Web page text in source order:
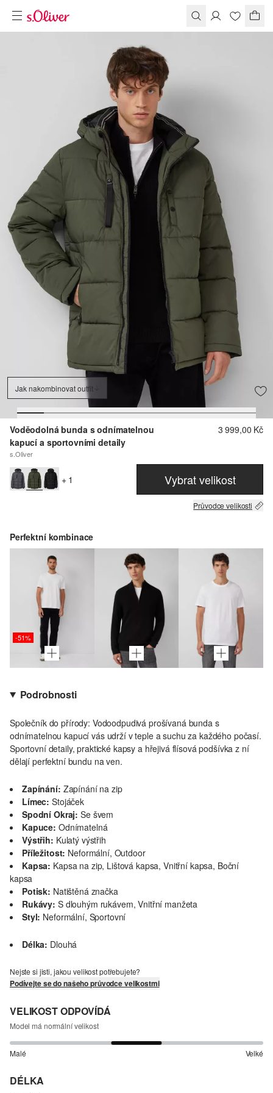
Jak nakombinovat outfit
Voděodolná bunda s odnímatelnou
kapucí a sportovními detaily
s.Oliver
3 999,00 Kč
+ 1 Vybrat velikost
Průvodce velikosti
Perfektní kombinace
-51%
Podrobnosti
Společník do přírody: Vodoodpudivá prošívaná bunda s
odnímatelnou kapucí vás udrží v teple a suchu za každého počasí.
Sportovní detaily, praktické kapsy a hřejivá flísová podšívka z ní
dělají perfektní bundu na ven.
Zapínání: Zapínání na zip
Límec: Stojáček
Spodní Okraj: Se švem
Kapuce: Odnímatelná
Výstřih: Kulatý výstřih
Příležitost: Neformální, Outdoor
Kapsa: Kapsa na zip, Lištová kapsa, Vnitřní kapsa, Boční
kapsa
Potisk: Natištěná značka
Rukávy: S dlouhým rukávem, Vnitřní manžeta
Styl: Neformální, Sportovní
Délka: Dlouhá
Nejste si jisti, jakou velikost potřebujete?
Podívejte se do našeho průvodce velikostmi
VELIKOST ODPOVÍDÁ
Model má normální velikost
Malé Velké
DÉLKA